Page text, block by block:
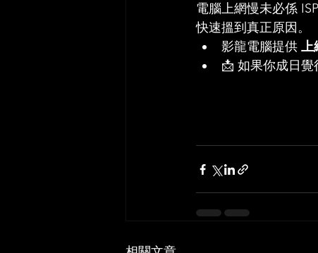
電腦上網慢未必係
快速搵到真正原因。
影龍電腦提供 上
📩 如果你成日覺